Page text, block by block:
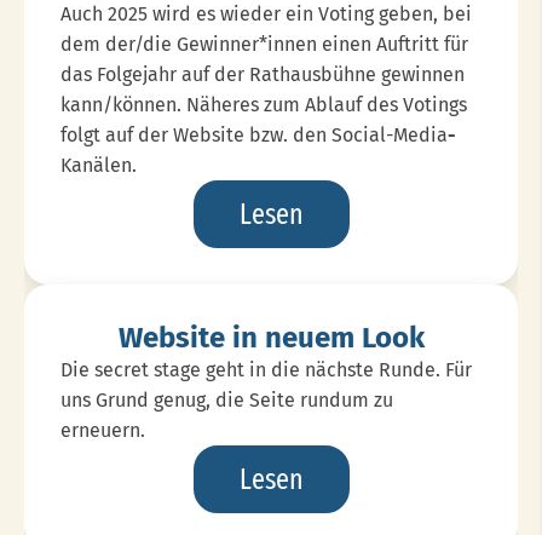
Auch 2025 wird es wieder ein Voting geben, bei
dem der/die Gewinner*innen einen Auftritt für
das Folgejahr auf der Rathausbühne gewinnen
kann/können. Näheres zum Ablauf des Votings
folgt auf der Website bzw. den Social-Media-
Kanälen.
Lesen
Voting
Mit
Großen
Gig
Website in neuem Look
Die secret stage geht in die nächste Runde. Für
uns Grund genug, die Seite rundum zu
erneuern.
Lesen
Website
In